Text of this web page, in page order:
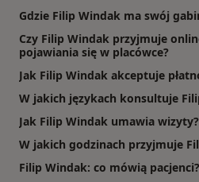
Gdzie Filip Windak ma swój
Czy Filip Windak przyjmuje
pojawiania się w placówce?
Jak Filip Windak akceptuje
W jakich językach konsultuje
Jak Filip Windak umawia wizyty?
W jakich godzinach przyjmuje
Filip Windak: co mówią pacjenci?